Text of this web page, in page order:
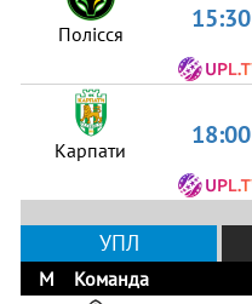
Полісся 15:30
Карпати 18:00
УПЛ
М Команда